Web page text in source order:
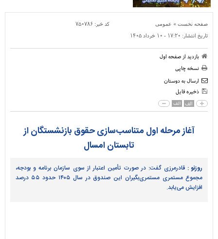
صفحه نخست » عمومی کد خبر: ۷۵۰۷۸۶
تاریخ انتشار: ۱۷:۲۰ - ۱۰ خرداد ۱۴۰۵
بازدید از صفحه اول
نسخه چاپی
ارسال به دوستان
ذخیره فایل
الف الف
آغاز مرحله اول متناسب‌سازی حقوق بازنشستگان از
تابستان امسال
روزنو : قادرمرزی گفت: در صورت تأمین اعتبار از سوی سازمان برنامه و بودجه،
مجموع مستمری مستمری‌بگیران این صندوق در سال ۱۴۰۵ حدود ۵۵ درصد
افزایش می‌یابد.